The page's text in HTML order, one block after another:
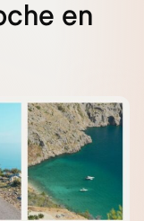
en